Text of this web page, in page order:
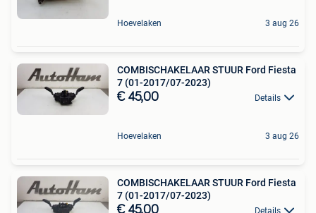
Hoevelaken 3 aug 26
COMBISCHAKELAAR STUUR Ford Fiesta
7 (01-2017/07-2023)
€ 45,00 Details
Hoevelaken 3 aug 26
COMBISCHAKELAAR STUUR Ford Fiesta
7 (01-2017/07-2023)
€ 45,00 Details